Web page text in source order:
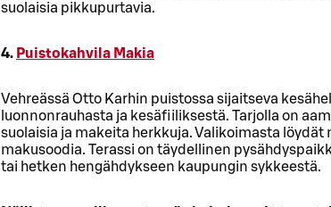
suolaisia pikkupurtavia.
4. Puistokahvila Makia
Vehreässä Otto Karhin puistossa sijaitseva
luonnonrauhasta ja kesäfiiliksestä. Tarjolla on
suolaisia ja makeita herkkuja. Valikoimasta löydät
makusoodia. Terassi on täydellinen
tai hetken hengähdykseen kaupungin sykkeestä.